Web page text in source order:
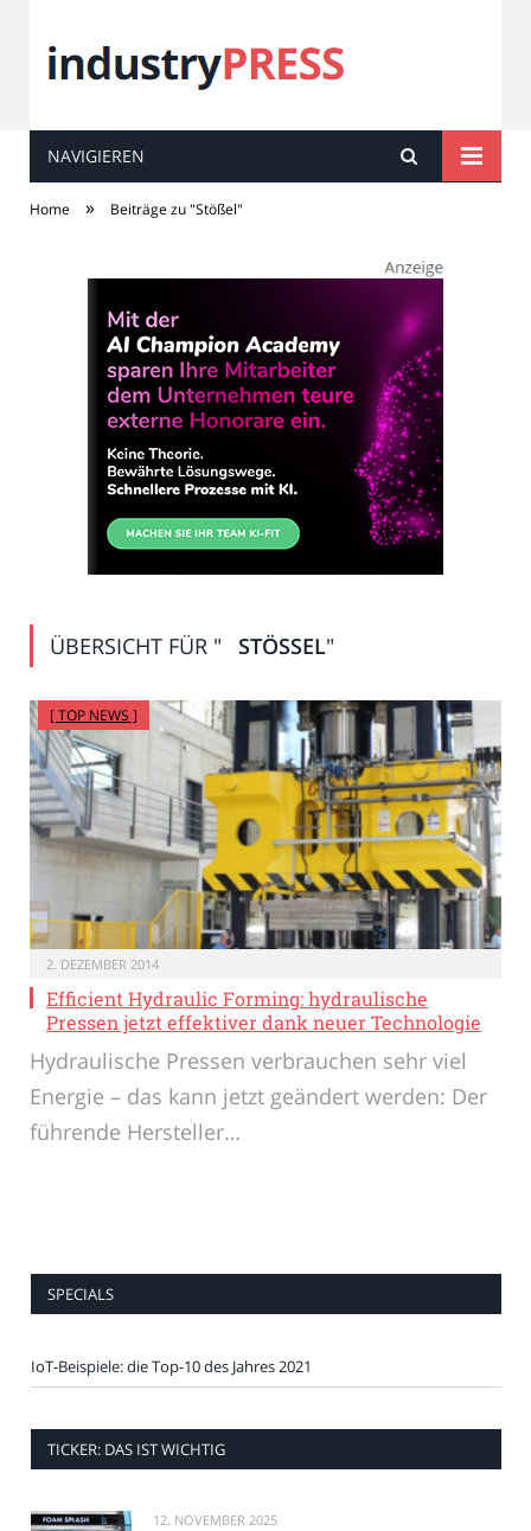
industryPRESS
NAVIGIEREN
Home » Beiträge zu "Stößel"
ÜBERSICHT FÜR " STÖSSEL "
[ TOP NEWS ]
2. DEZEMBER 2014
Efficient Hydraulic Forming: hydraulische
Pressen jetzt effektiver dank neuer Technologie
Hydraulische Pressen verbrauchen sehr viel
Energie – das kann jetzt geändert werden: Der
führende Hersteller…
SPECIALS
IoT-Beispiele: die Top-10 des Jahres 2021
TICKER: DAS IST WICHTIG
12. NOVEMBER 2025